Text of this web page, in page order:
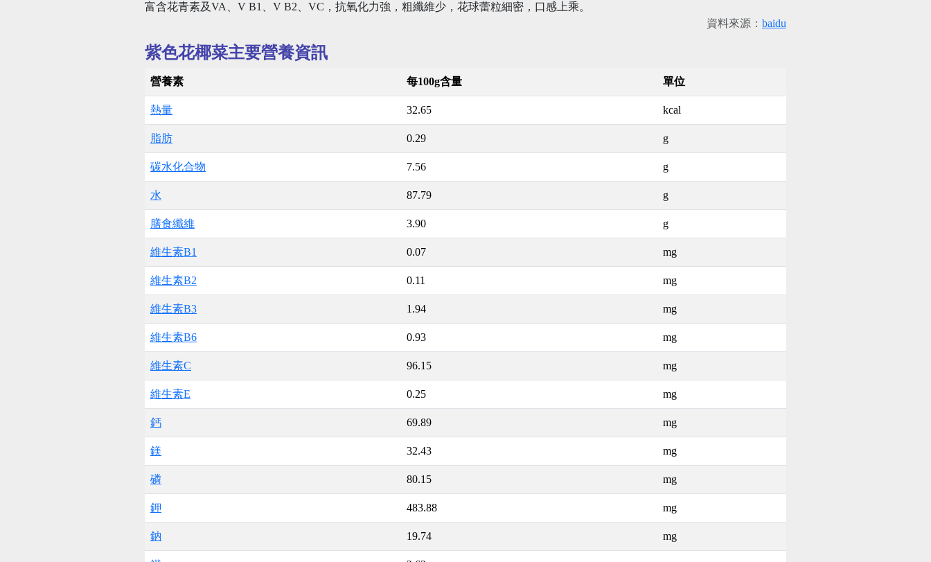
富含花青素及VA、V B1、V B2、VC，抗氧化力強，粗纖維少，花球蕾粒細密，口感上乘。
資料來源： baidu
紫色花椰菜主要營養資訊
營養素 每100g含量 單位
熱量 32.65 kcal
脂肪 0.29 g
碳水化合物 7.56 g
水 87.79 g
膳食纖維 3.90 g
維生素B1 0.07 mg
維生素B2 0.11 mg
維生素B3 1.94 mg
維生素B6 0.93 mg
維生素C 96.15 mg
維生素E 0.25 mg
鈣 69.89 mg
鎂 32.43 mg
磷 80.15 mg
鉀 483.88 mg
鈉 19.74 mg